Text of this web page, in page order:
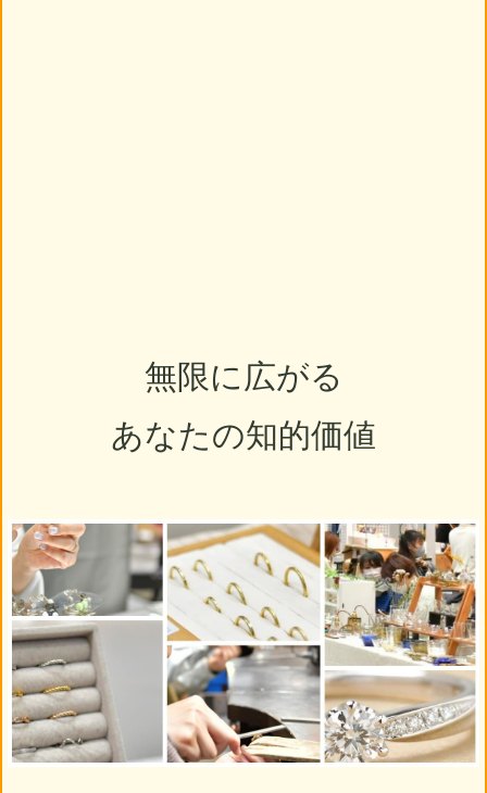
無限に広がる
あなたの知的価値